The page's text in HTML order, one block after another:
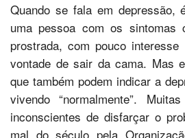
Quando se fala em depressão,
uma pessoa com os sintomas
prostrada, com pouco
vontade de sair da cama. Mas
que também podem indicar a
vivendo “normalmente”.
inconscientes de disfarçar o
mal do século pela